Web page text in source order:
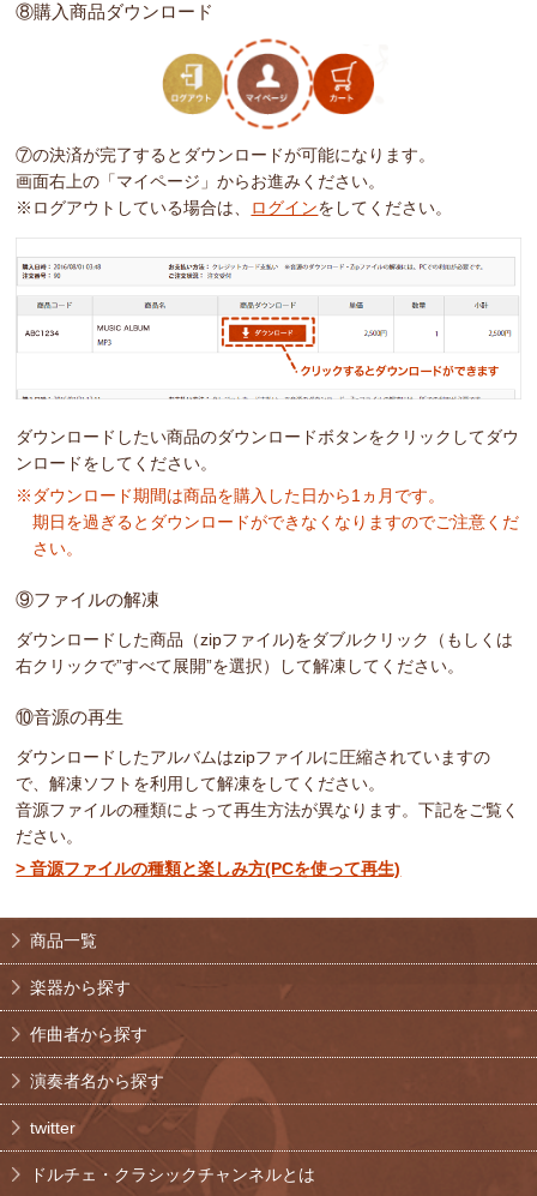
⑧購入商品ダウンロード
⑦の決済が完了するとダウンロードが可能になります。
画面右上の「マイページ」からお進みください。
※ログアウトしている場合は、 ログインをしてください。
ダウンロードしたい商品のダウンロードボタンをクリックしてダウ
ンロードをしてください。
※ダウンロード期間は商品を購入した日から1ヵ月です。
期日を過ぎるとダウンロードができなくなりますのでご注意くだ
さい。
⑨ファイルの解凍
ダウンロードした商品（zipファイル)をダブルクリック（もしくは
右クリックで”すべて展開”を選択）して解凍してください。
⑩音源の再生
ダウンロードしたアルバムはzipファイルに圧縮されていますの
で、解凍ソフトを利用して解凍をしてください。
音源ファイルの種類によって再生方法が異なります。下記をご覧く
ださい。
> 音源ファイルの種類と楽しみ方(PCを使って再生)
商品一覧
楽器から探す
作曲者から探す
演奏者名から探す
twitter
ドルチェ・クラシックチャンネルとは